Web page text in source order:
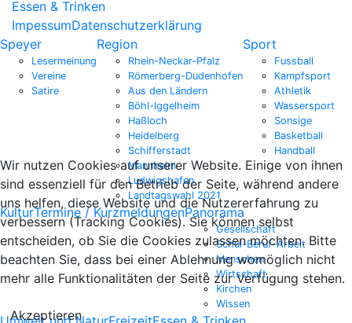
Essen & Trinken
ImpessumDatenschutzerklärung
Speyer
Lesermeinung
Vereine
Satire
Region
Rhein-Neckar-Pfalz
Römerberg-Dudenhofen
Aus den Ländern
Böhl-Iggelheim
Haßloch
Heidelberg
Schifferstadt
Mannheim
Ludwigshafen
Landtagswahl 2021
Sport
Fussball
Kampfsport
Athletik
Wassersport
Sonsige
Basketball
Handball
KulturTermine / KurzmeldungenPanorama
Gesellschaft
Schul-Beruf-Arbeit
Menschen
Wirtschaft
Kirchen
Wissen
Wir nutzen Cookies auf unserer Website. Einige von ihnen
sind essenziell für den Betrieb der Seite, während andere
uns helfen, diese Website und die Nutzererfahrung zu
verbessern (Tracking Cookies). Sie können selbst
entscheiden, ob Sie die Cookies zulassen möchten. Bitte
beachten Sie, dass bei einer Ablehnung womöglich nicht
mehr alle Funktionalitäten der Seite zur Verfügung stehen.
Akzeptieren